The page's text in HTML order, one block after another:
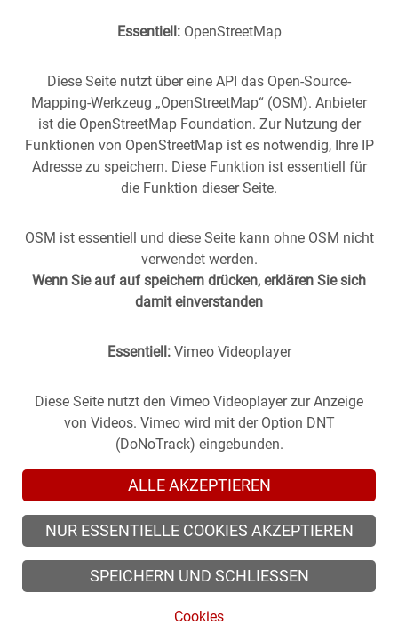
Stuttgart aus derVergangenheitin dieGegenwart
Historische Fotos aus Stuttgart im direkten Vergleich mit
zeitgenössischen Bildern.
© 2026 zeitsprung-stuttgart.de, alle Rechte vorbehalten
© 2026 Alle Rechte der Fotografen vorbehalten.
Impressum/
Essentiell:OpenStreetMap
Diese Seite nutzt über eine API das Open-Source-
Mapping-Werkzeug „OpenStreetMap“ (OSM). Anbieter
ist die OpenStreetMap Foundation. Zur Nutzung der
Funktionen von OpenStreetMap ist es notwendig, Ihre IP
Adresse zu speichern. Diese Funktion ist essentiell für
die Funktion dieser Seite.
OSM ist essentiell und diese Seite kann ohne OSM nicht
verwendet werden.
Wenn Sie auf auf speichern drücken, erklären Sie sich
damit einverstanden
Essentiell:Vimeo Videoplayer
Diese Seite nutzt den Vimeo Videoplayer zur Anzeige
von Videos. Vimeo wird mit der Option DNT
(DoNoTrack) eingebunden.
ALLE AKZEPTIEREN
NUR ESSENTIELLE COOKIES AKZEPTIEREN
SPEICHERN UND SCHLIESSEN
Cookies